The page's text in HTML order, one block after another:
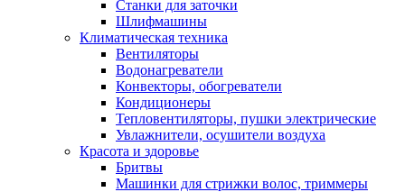
Станки для заточки
Шлифмашины
Климатическая техника
Вентиляторы
Водонагреватели
Конвекторы, обогреватели
Кондиционеры
Тепловентиляторы, пушки электрические
Увлажнители, осушители воздуха
Красота и здоровье
Бритвы
Машинки для стрижки волос, триммеры